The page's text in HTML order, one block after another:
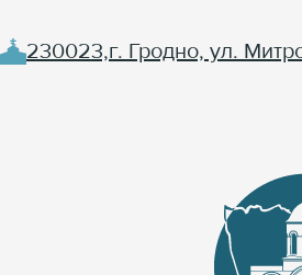
230023,г. Гродно, ул.